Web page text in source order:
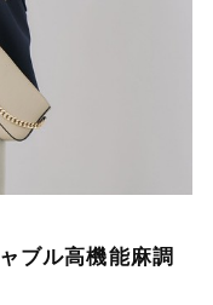
ブル高機能麻調